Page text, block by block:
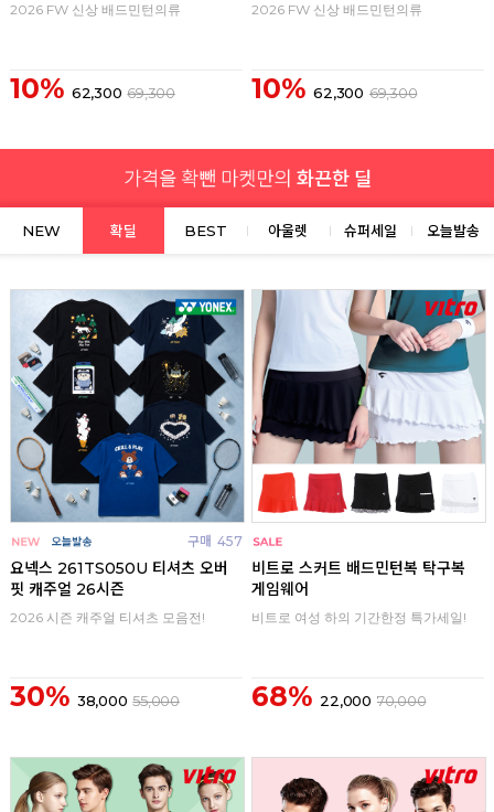
2026 FW 신상 배드민턴의류
10% 62,300 69,300
2026 FW 신상 배드민턴의류
10% 62,300 69,300
NEW 확딜 BEST 아울렛 슈퍼세일 오늘발송
구매 457
요넥스 261TS050U 티셔츠 오버
핏 캐주얼 26시즌
2026 시즌 캐주얼 티셔츠 모음전!
30% 38,000 55,000
비트로 스커트 배드민턴복 탁구복
게임웨어
비트로 여성 하의 기간한정 특가세일!
68% 22,000 70,000